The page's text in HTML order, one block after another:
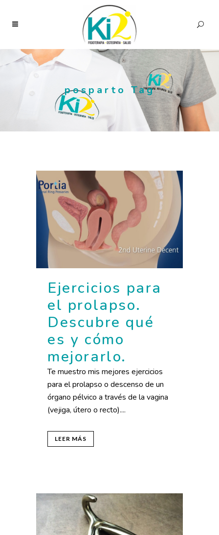
posparto Tag
Ejercicios para
el prolapso.
Descubre qué
es y cómo
mejorarlo.
Te muestro mis mejores ejercicios
para el prolapso o descenso de un
órgano pélvico a través de la vagina
(vejiga, útero o recto)....
LEER MÁS